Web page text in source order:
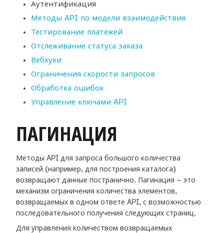
Аутентификация
Методы API по модели взаимодействия
Тестирование платежей
Отслеживание статуса заказа
Вебхуки
Ограничения скорости запросов
Обработка ошибок
Управление ключами API
ПАГИНАЦИЯ
Методы API для запроса большого количества
записей (например, для построения каталога)
возвращают данные постранично. Пагинация — это
механизм ограничения количества элементов,
возвращаемых в одном ответе API, с возможностью
последовательного получения следующих страниц.
Для управления количеством возвращаемых